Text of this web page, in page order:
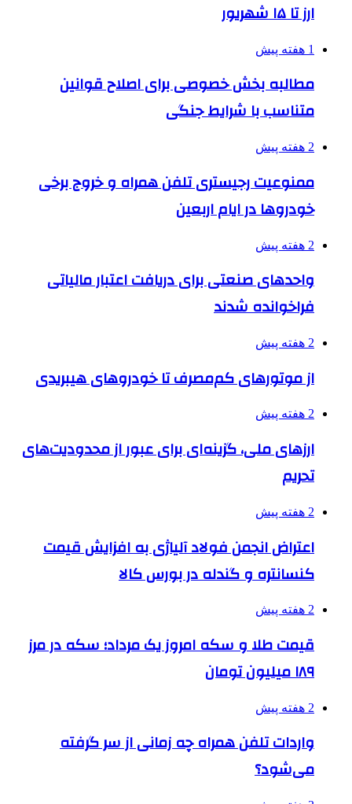
ارز تا ۱۵ شهریور
1 هفته پیش
مطالبه بخش خصوصی برای اصلاح قوانین
متناسب با شرایط جنگی
2 هفته پیش
ممنوعیت رجیستری تلفن همراه و خروج برخی
خودروها در ایام اربعین
2 هفته پیش
واحدهای صنعتی برای دریافت اعتبار مالیاتی
فراخوانده شدند
2 هفته پیش
از موتورهای کم‌مصرف تا خودروهای هیبریدی
2 هفته پیش
ارزهای ملی، گزینه‌ای برای عبور از محدودیت‌های
تحریم
2 هفته پیش
اعتراض انجمن فولاد آلیاژی به افزایش قیمت
کنسانتره و گندله در بورس کالا
2 هفته پیش
قیمت طلا و سکه امروز یک مرداد؛ سکه در مرز
۱۸۹ میلیون تومان
2 هفته پیش
واردات تلفن همراه چه زمانی از سر گرفته
می‌شود؟